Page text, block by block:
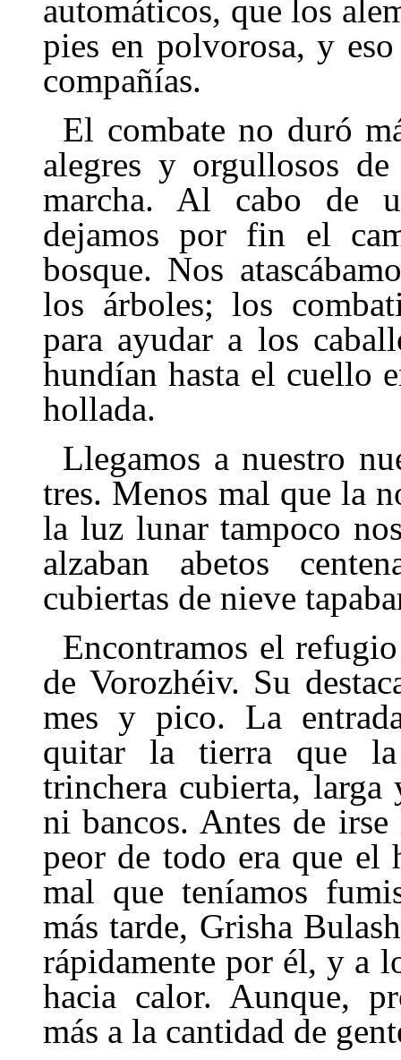
automáticos, que los
pies en polvorosa, y
compañías.
El combate no duró
alegres y orgullosos
marcha. Al cabo de
dejamos por fin el
bosque. Nos
los árboles; los
para ayudar a los
hundían hasta el cuello
hollada.
Llegamos a nuestro
tres. Menos mal que la
la luz lunar tampoco
alzaban abetos
cubiertas de nieve
Encontramos el
de Vorozhéiv. Su
mes y pico. La
quitar la tierra que la
trinchera cubierta, larga
ni bancos. Antes de
peor de todo era que el
mal que teníamos
más tarde, Grisha
rápidamente por él, y a
hacia calor. Aunque,
más a la cantidad de